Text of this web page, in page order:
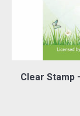
Clear Stamp